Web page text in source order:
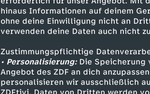
hinaus Informationen auf deinem
ohne deine Einwilligung nicht an
verwenden deine Daten auch nicht
Zustimmungspflichtige
• Personalisierung:Die Speicherung
Angebot des ZDF an dich
personalisieren wir ausschließlich
Ähnliche Inhalte
Bildung Magazin
Deutsche
Löwenzahn